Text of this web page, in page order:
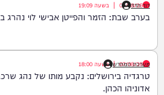
דוד חדד
07/08/26
| בשעה 19:09
בערב שבת: הזמר והפייטן אבישי לוי נהרג
מערכת המחדש
07/08/26
| בשעה 18:00
טרגדיה בירושלים: נקבע מותו של נהג
אדוניהו הכהן.